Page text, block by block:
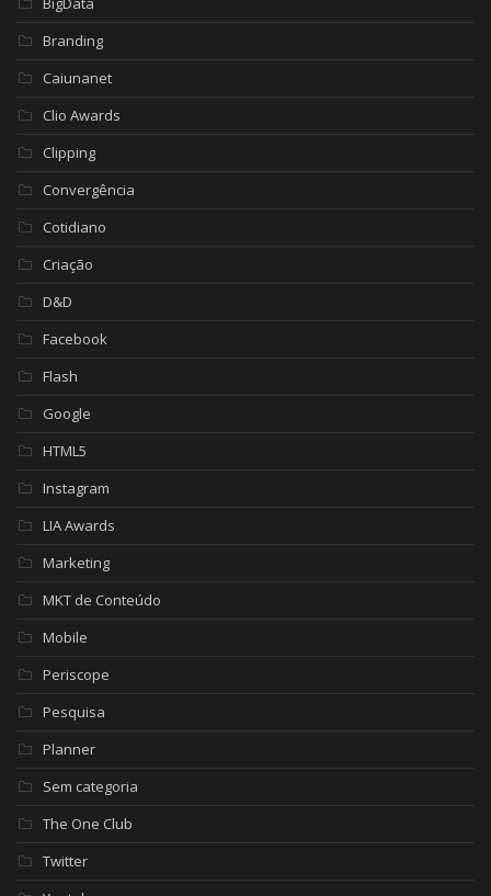
Branding
Caiunanet
Clio Awards
Clipping
Convergência
Cotidiano
Criação
D&D
Facebook
Flash
Google
HTML5
Instagram
LIA Awards
Marketing
MKT de Conteúdo
Mobile
Periscope
Pesquisa
Planner
Sem categoria
The One Club
Twitter